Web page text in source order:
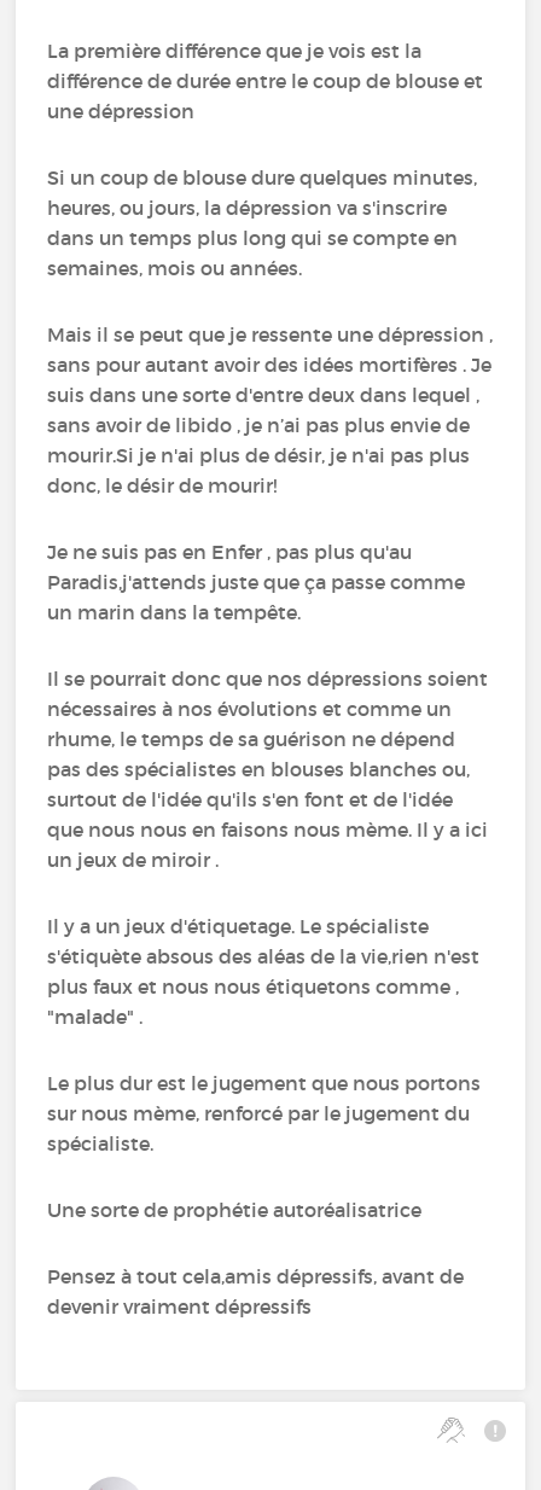
La première différence que je vois est la
différence de durée entre le coup de blouse et
une dépression
Si un coup de blouse dure quelques minutes,
heures, ou jours, la dépression va s'inscrire
dans un temps plus long qui se compte en
semaines, mois ou années.
Mais il se peut que je ressente une dépression ,
sans pour autant avoir des idées mortifères . Je
suis dans une sorte d'entre deux dans lequel ,
sans avoir de libido , je n’ai pas plus envie de
mourir.Si je n'ai plus de désir, je n'ai pas plus
donc, le désir de mourir!
Je ne suis pas en Enfer , pas plus qu'au
Paradis,j'attends juste que ça passe comme
un marin dans la tempête.
Il se pourrait donc que nos dépressions soient
nécessaires à nos évolutions et comme un
rhume, le temps de sa guérison ne dépend
pas des spécialistes en blouses blanches ou,
surtout de l'idée qu'ils s'en font et de l'idée
que nous nous en faisons nous mème. Il y a ici
un jeux de miroir .
Il y a un jeux d'étiquetage. Le spécialiste
s'étiquète absous des aléas de la vie,rien n'est
plus faux et nous nous étiquetons comme ,
"malade" .
Le plus dur est le jugement que nous portons
sur nous mème, renforcé par le jugement du
spécialiste.
Une sorte de prophétie autoréalisatrice
Pensez à tout cela,amis dépressifs, avant de
devenir vraiment dépressifs